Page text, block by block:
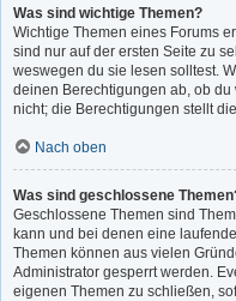
Was sind wichtige Themen?
Wichtige Themen eines Forums
sind nur auf der ersten Seite zu
weswegen du sie lesen solltest.
deinen Berechtigungen ab, ob
nicht; die Berechtigungen stellt
Nach oben
Was sind geschlossene
Geschlossene Themen sind
kann und bei denen eine
Themen können aus vielen
Administrator gesperrt werden.
eigenen Themen zu schließen,